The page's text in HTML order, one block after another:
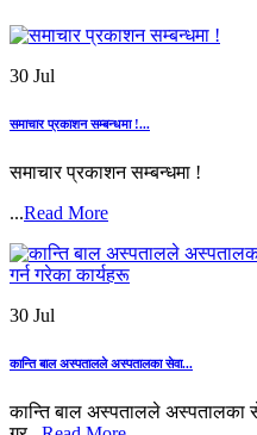
30 Jul
समाचार प्रकाशन सम्बन्धमा !...
समाचार प्रकाशन सम्बन्धमा !
...Read More
30 Jul
कान्ति बाल अस्पतालले अस्पतालका सेवा...
कान्ति बाल अस्पतालले अस्पतालका